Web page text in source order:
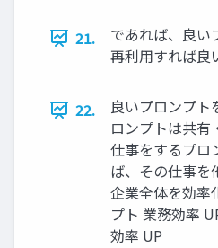
21.
であれば、良い
再利用すれば良
22.
良いプロンプト
ロンプトは共有
仕事をするプロ
ば、その仕事を
企業全体を効率
プト 業務効率
効率 UP